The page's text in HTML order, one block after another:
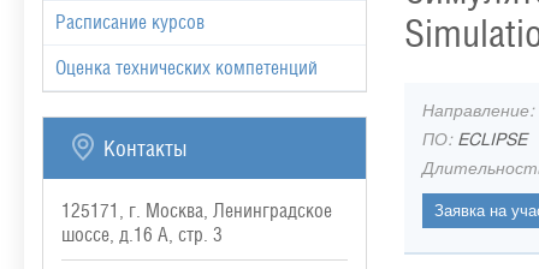
Расписание курсов
Оценка технических компетенций
Контакты
125171, г. Москва, Ленинградское
шоссе, д.16 А, стр. 3
Направление:
ПО:ECLIPSE